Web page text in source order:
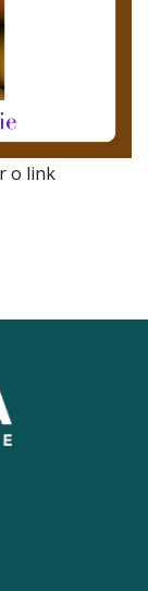
o link